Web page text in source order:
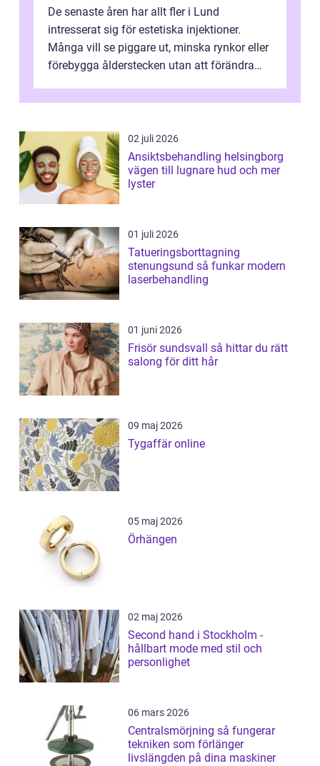
De senaste åren har allt fler i Lund
intresserat sig för estetiska injektioner.
Många vill se piggare ut, minska rynkor eller
förebygga ålderstecken utan att förändra
02 juli 2026
Ansiktsbehandling helsingborg
vägen till lugnare hud och mer
lyster
01 juli 2026
Tatueringsborttagning
stenungsund så funkar modern
laserbehandling
01 juni 2026
Frisör sundsvall så hittar du rätt
salong för ditt hår
09 maj 2026
Tygaffär online
05 maj 2026
Örhängen
02 maj 2026
Second hand i Stockholm -
hållbart mode med stil och
personlighet
06 mars 2026
Centralsmörjning så fungerar
tekniken som förlänger
livslängden på dina maskiner